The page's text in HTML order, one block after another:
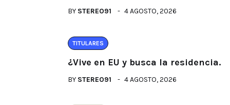
BY STEREO91 4 AGOSTO, 2026
TITULARES
¿Vive en EU y busca la residencia.
BY STEREO91 4 AGOSTO, 2026